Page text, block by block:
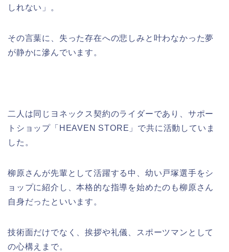
しれない」。
その言葉に、失った存在への悲しみと叶わなかった夢
が静かに滲んでいます。
二人は同じヨネックス契約のライダーであり、サポー
トショップ「HEAVEN STORE」で共に活動していま
した。
柳原さんが先輩として活躍する中、幼い戸塚選手をシ
ョップに紹介し、本格的な指導を始めたのも柳原さん
自身だったといいます。
技術面だけでなく、挨拶や礼儀、スポーツマンとして
の心構えまで。